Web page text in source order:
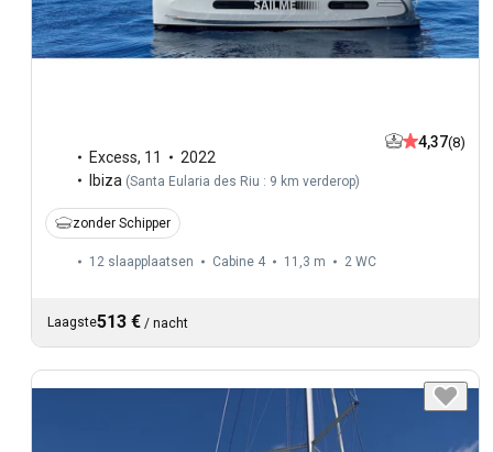
Excess, 11
2022
Ibiza (Santa Eularia des Riu : 9 km verderop)
4,37(8)
zonder Schipper
12 slaapplaatsen Cabine 4 11,3 m 2 WC
Laagste513 € / nacht